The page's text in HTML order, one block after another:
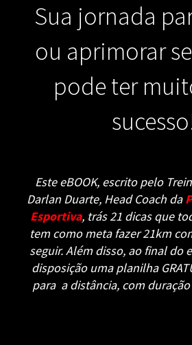
Sua jornada
ou aprimorar
pode ter
Este eBOOK, escrito pelo
Darlan Duarte, Head Coach da
Esportiva, trás 21 dicas que
tem como meta fazer 21km
seguir.Além disso, ao final do
disposição uma planilha
para a distância, com